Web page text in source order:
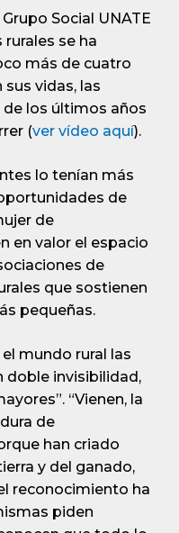
Social UNATE
se ha
más de cuatro
vidas, las
los últimos años
(ver vídeo aquí).
lo tenían más
de
de
en valor el espacio
de
que sostienen
pequeñas.
mundo rural las
doble invisibilidad,
“Vienen, la
de
han criado
y del ganado,
reconocimiento ha
piden